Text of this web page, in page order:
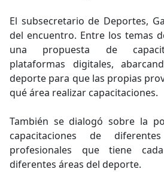
El subsecretario de Deportes,
del encuentro. Entre los temas
una propuesta de
plataformas digitales,
deporte para que las propias
qué área realizar capacitaciones.
También se dialogó sobre la
capacitaciones de
profesionales que tiene
diferentes áreas del deporte.